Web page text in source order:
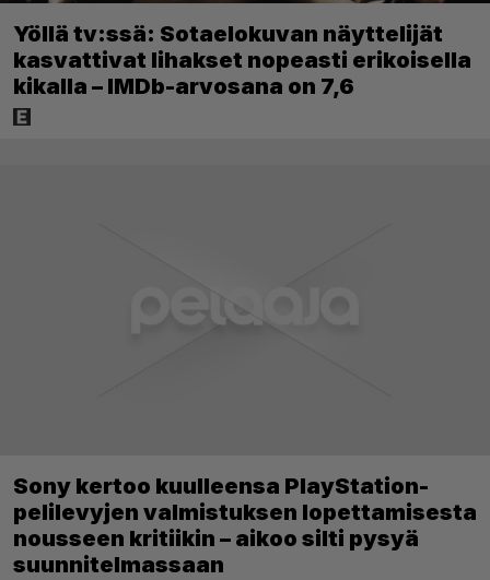
Yöllä tv:ssä: Sotaelokuvan näyttelijät
kasvattivat lihakset nopeasti erikoisella
kikalla – IMDb-arvosana on 7,6
Sony kertoo kuulleensa PlayStation-
pelilevyjen valmistuksen lopettamisesta
nousseen kritiikin – aikoo silti pysyä
suunnitelmassaan